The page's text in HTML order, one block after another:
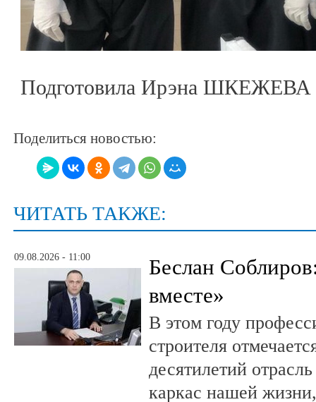
Подготовила Ирэна ШКЕЖЕВА
Поделиться новостью:
ЧИТАТЬ ТАКЖЕ:
09.08.2026 - 11:00
Беслан
вместе»
В этом году
строителя
десятилетий
каркас нашей